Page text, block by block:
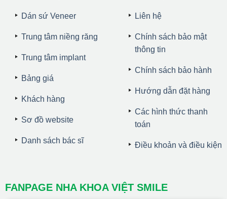
Dán sứ Veneer
Trung tâm niềng răng
Trung tâm implant
Bảng giá
Khách hàng
Sơ đồ website
Danh sách bác sĩ
Liên hệ
Chính sách bảo mật
thông tin
Chính sách bảo hành
Hướng dẫn đặt hàng
Các hình thức thanh
toán
Điều khoản và điều kiện
FANPAGE NHA KHOA VIỆT SMILE